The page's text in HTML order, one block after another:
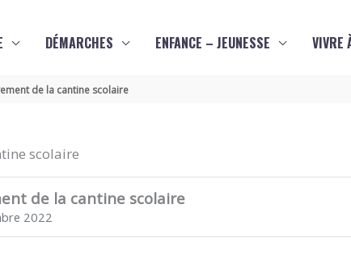
DÉMARCHES ENFANCE – JEUNESSE VIVRE
de la cantine scolaire
scolaire
de la cantine scolaire
2022